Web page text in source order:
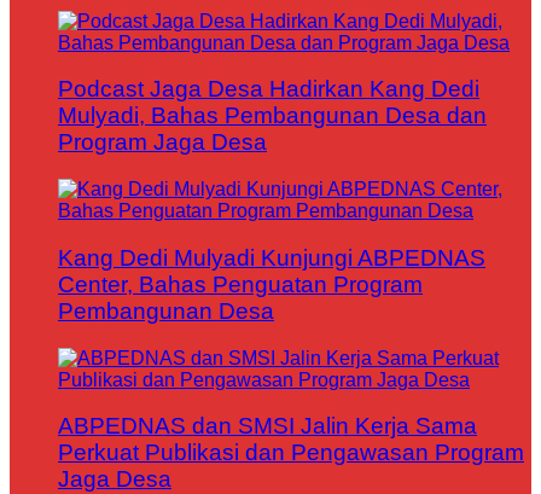
Podcast Jaga Desa Hadirkan Kang Dedi
Mulyadi, Bahas Pembangunan Desa dan
Program Jaga Desa
Kang Dedi Mulyadi Kunjungi ABPEDNAS
Center, Bahas Penguatan Program
Pembangunan Desa
ABPEDNAS dan SMSI Jalin Kerja Sama
Perkuat Publikasi dan Pengawasan Program
Jaga Desa